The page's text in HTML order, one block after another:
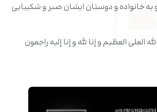
خانواده و دوستان ایشان صبر و شکیبایی
العلی العظیم و إنا لله و إنا إلیه راجعون